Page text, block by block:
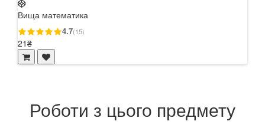
Вища математика
4.7(15)
21₴
Роботи з цього предмету